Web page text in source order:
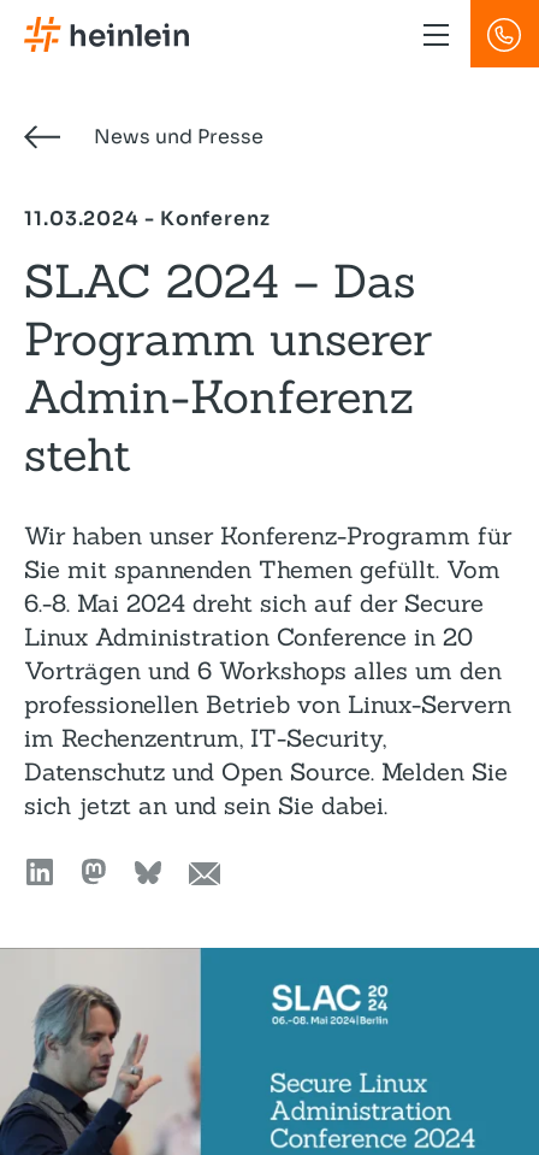
Direkt
zum
News und Presse
11.03.2024 - Konferenz
SLAC 2024 – Das
Programm unserer
Admin-Konferenz
steht
Wir haben unser Konferenz-Programm für
Sie mit spannenden Themen gefüllt. Vom
6.-8. Mai 2024 dreht sich auf der Secure
Linux Administration Conference in 20
Vorträgen und 6 Workshops alles um den
professionellen Betrieb von Linux-Servern
im Rechenzentrum, IT-Security,
Datenschutz und Open Source. Melden Sie
sich jetzt an und sein Sie dabei.